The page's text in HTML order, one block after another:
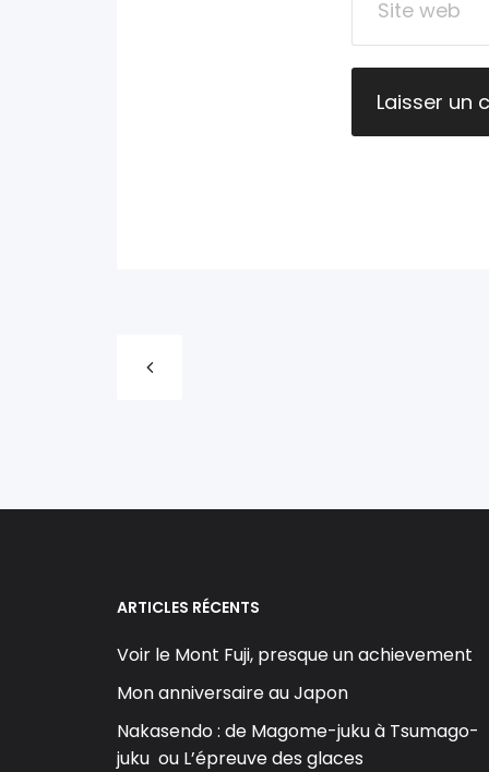
ARTICLES RÉCENTS
Voir le Mont Fuji, presque un achievement
Mon anniversaire au Japon
Nakasendo : de Magome-juku à Tsumago-
juku ou L’épreuve des glaces